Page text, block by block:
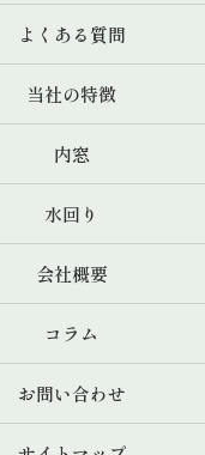
よくある質問
当社の特徴
内窓
水回り
会社概要
コラム
お問い合わせ